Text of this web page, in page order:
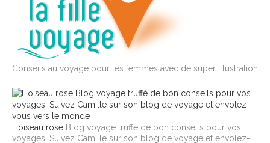
Conseils au voyage pour les femmes avec de super illustration
L'oiseau rose Blog voyage truffé de bon conseils pour vos
voyages. Suivez Camille sur son blog de voyage et envolez-